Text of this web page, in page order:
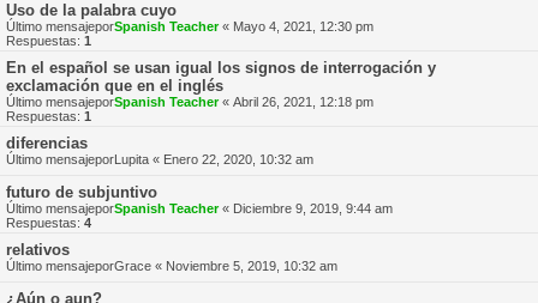
Uso de la palabra cuyo
Último mensajeporSpanish Teacher« Mayo 4, 2021, 12:30 pm
Respuestas: 1
En el español se usan igual los signos de interrogación y
exclamación que en el inglés
Último mensajeporSpanish Teacher« Abril 26, 2021, 12:18 pm
Respuestas: 1
diferencias
Último mensajeporLupita « Enero 22, 2020, 10:32 am
futuro de subjuntivo
Último mensajeporSpanish Teacher« Diciembre 9, 2019, 9:44 am
Respuestas: 4
relativos
Último mensajeporGrace « Noviembre 5, 2019, 10:32 am
¿Aún o aun?